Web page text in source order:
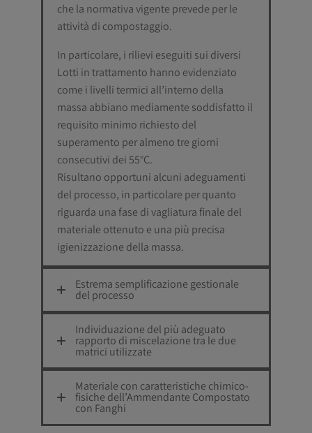
che la normativa vigente prevede per le
attività di compostaggio.
In particolare, i rilievi eseguiti sui diversi
Lotti in trattamento hanno evidenziato
come i livelli termici all’interno della
massa abbiano mediamente soddisfatto il
requisito minimo richiesto del
superamento per almeno tre giorni
consecutivi dei 55°C.
Risultano opportuni alcuni adeguamenti
del processo, in particolare per quanto
riguarda una fase di vagliatura finale del
materiale ottenuto e una più precisa
igienizzazione della massa.
Estrema semplificazione gestionale
del processo
Individuazione del più adeguato
rapporto di miscelazione tra le due
matrici utilizzate
Materiale con caratteristiche chimico-
fisiche dell’Ammendante Compostato
con Fanghi